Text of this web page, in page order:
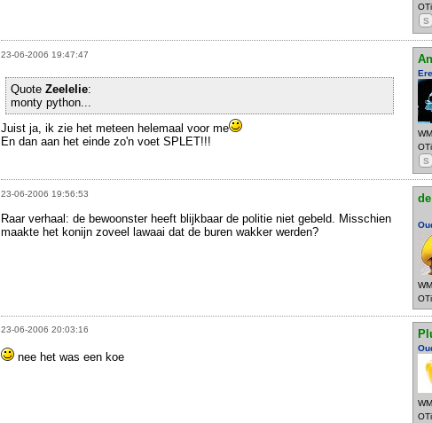
S
23-06-2006 19:47:47
S
Quote Zeelelie:
monty python...
Juist ja, ik zie het meteen helemaal voor me
En dan aan het einde zo'n voet SPLET!!!
23-06-2006 19:56:53
Raar verhaal: de bewoonster heeft blijkbaar de politie niet gebeld. Misschien
maakte het konijn zoveel lawaai dat de buren wakker werden?
23-06-2006 20:03:16
nee het was een koe